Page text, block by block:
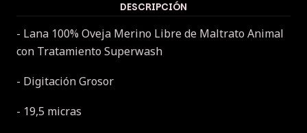
DESCRIPCIÓN
- Lana 100% Oveja Merino Libre de Maltrato Animal
con Tratamiento Superwash
- Digitación Grosor
- 19,5 micras